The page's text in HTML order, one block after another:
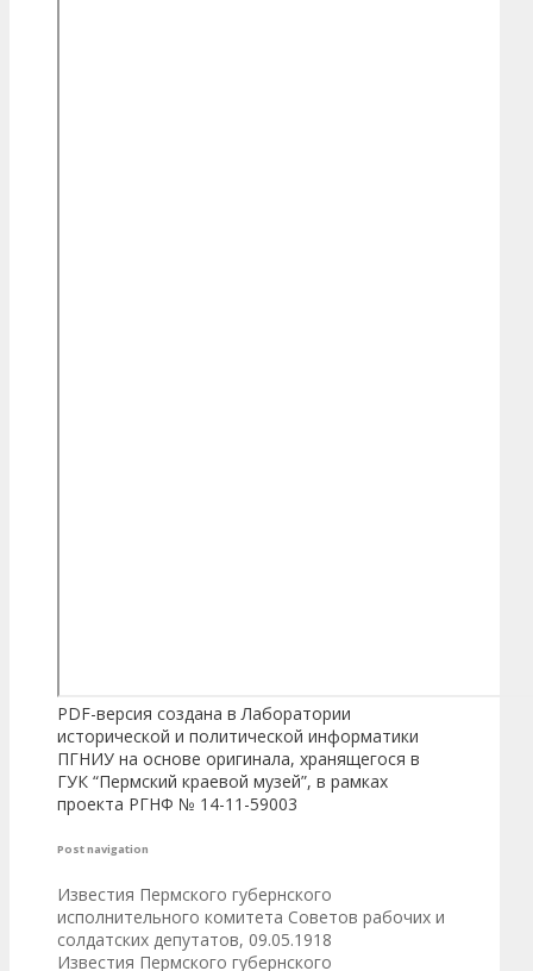
PDF-версия создана в Лаборатории
исторической и политической информатики
ПГНИУ на основе оригинала, хранящегося в
ГУК “Пермский краевой музей”, в рамках
проекта РГНФ № 14-11-59003
Post navigation
Известия Пермского губернского
исполнительного комитета Советов рабочих и
солдатских депутатов, 09.05.1918
Известия Пермского губернского